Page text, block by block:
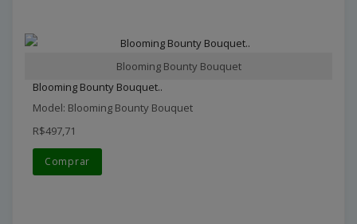
Blooming Bounty Bouquet
Blooming Bounty Bouquet..
Model: Blooming Bounty Bouquet
R$497,71
Comprar